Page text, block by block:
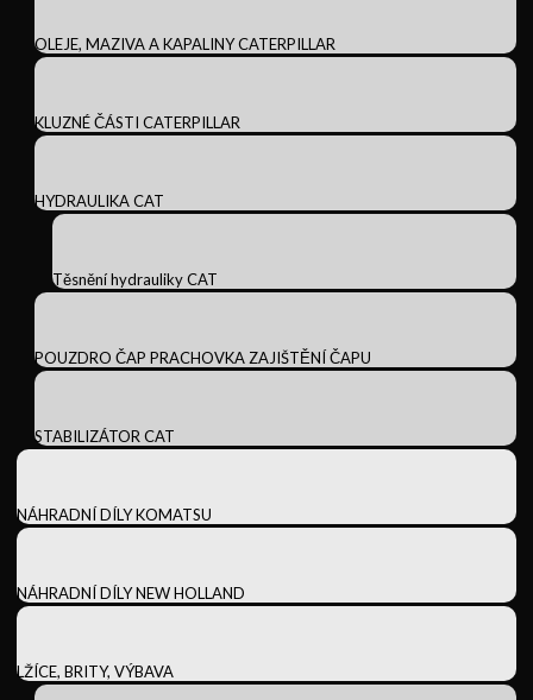
OLEJE, MAZIVA A KAPALINY CATERPILLAR
KLUZNÉ ČÁSTI CATERPILLAR
HYDRAULIKA CAT
Těsnění hydrauliky CAT
POUZDRO ČAP PRACHOVKA ZAJIŠTĚNÍ ČAPU
STABILIZÁTOR CAT
NÁHRADNÍ DÍLY KOMATSU
NÁHRADNÍ DÍLY NEW HOLLAND
LŽÍCE, BRITY, VÝBAVA